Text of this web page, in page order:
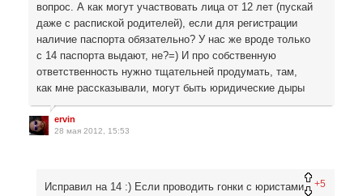
вопрос. А как могут участвовать лица от 12 лет (пускай
даже с распиской родителей), если для регистрации
наличие паспорта обязательно? У нас же вроде только
с 14 паспорта выдают, не?=) И про собственную
ответственность нужно тщательней продумать, там,
как мне рассказывали, могут быть юридические дыры
ervin
28 мая 2012, 15:53
+5
Исправил на 14 :) Если проводить гонки с юристами,